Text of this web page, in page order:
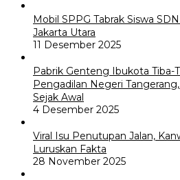
Mobil SPPG Tabrak Siswa
Jakarta Utara
11 Desember 2025
Pabrik Genteng Ibukota Tiba-
Pengadilan Negeri
Sejak Awal
4 Desember 2025
Viral Isu Penutupan Jalan,
Luruskan Fakta
28 November 2025